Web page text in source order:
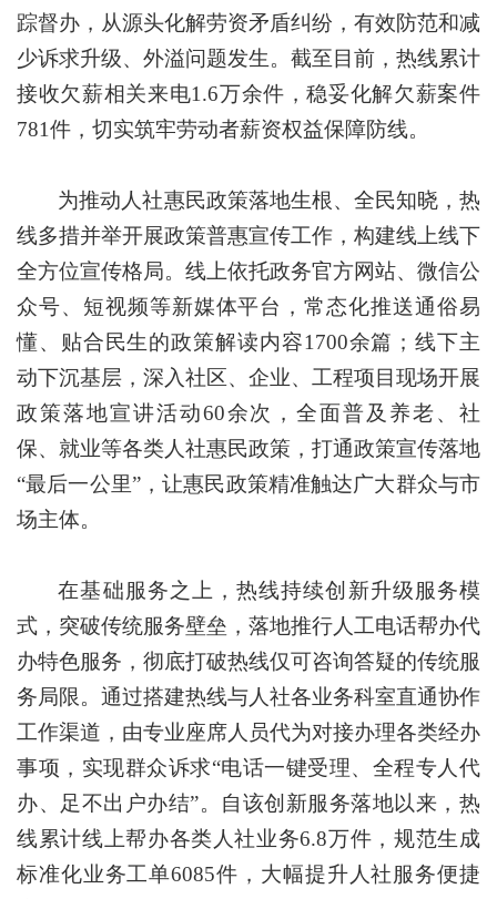
踪督办，从源头化解劳资矛盾纠纷，有效防范和减
少诉求升级、外溢问题发生。截至目前，热线累计
接收欠薪相关来电1.6万余件，稳妥化解欠薪案件
781件，切实筑牢劳动者薪资权益保障防线。
为推动人社惠民政策落地生根、全民知晓，热
线多措并举开展政策普惠宣传工作，构建线上线下
全方位宣传格局。线上依托政务官方网站、微信公
众号、短视频等新媒体平台，常态化推送通俗易
懂、贴合民生的政策解读内容1700余篇；线下主
动下沉基层，深入社区、企业、工程项目现场开展
政策落地宣讲活动60余次，全面普及养老、社
保、就业等各类人社惠民政策，打通政策宣传落地
“最后一公里”，让惠民政策精准触达广大群众与市
场主体。
在基础服务之上，热线持续创新升级服务模
式，突破传统服务壁垒，落地推行人工电话帮办代
办特色服务，彻底打破热线仅可咨询答疑的传统服
务局限。通过搭建热线与人社各业务科室直通协作
工作渠道，由专业座席人员代为对接办理各类经办
事项，实现群众诉求“电话一键受理、全程专人代
办、足不出户办结”。自该创新服务落地以来，热
线累计线上帮办各类人社业务6.8万件，规范生成
标准化业务工单6085件，大幅提升人社服务便捷